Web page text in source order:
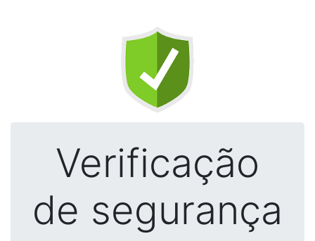
Verificação
de segurança